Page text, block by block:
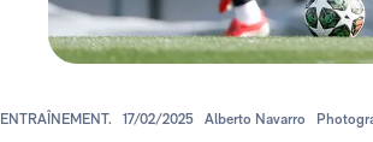
ENTRAÎNEMENT. 17/02/2025 Alberto Navarro